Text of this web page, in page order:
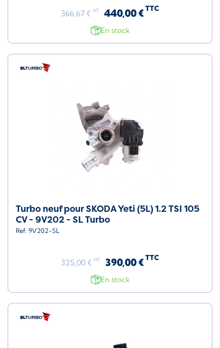
366,67 € HT 440,00 € TTC
En stock
Turbo neuf pour SKODA Yeti (5L) 1.2 TSI 105
CV - 9V202 - SL Turbo
Ref. 9V202-SL
325,00 € HT 390,00 € TTC
En stock